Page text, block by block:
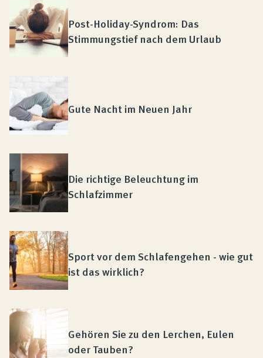
Post-Holiday-Syndrom: Das
Stimmungstief nach dem Urlaub
Gute Nacht im Neuen Jahr
Die richtige Beleuchtung im
Schlafzimmer
Sport vor dem Schlafengehen - wie gut
ist das wirklich?
Gehören Sie zu den Lerchen, Eulen
oder Tauben?